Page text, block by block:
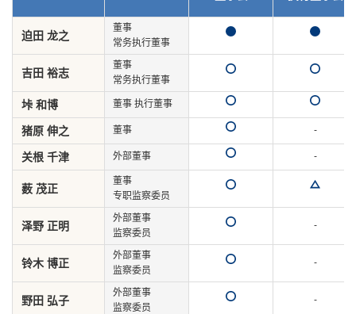
迫田 龙之
董事
常务执行董事
吉田 裕志
董事
常务执行董事
垰 和博 董事 执行董事
猪原 伸之 董事 -
关根 千津 外部董事 -
薮 茂正
董事
专职监察委员
泽野 正明
外部董事
监察委员
-
铃木 博正
外部董事
监察委员
-
野田 弘子
外部董事
监察委员
-